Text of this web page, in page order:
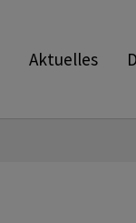
Aktuelles